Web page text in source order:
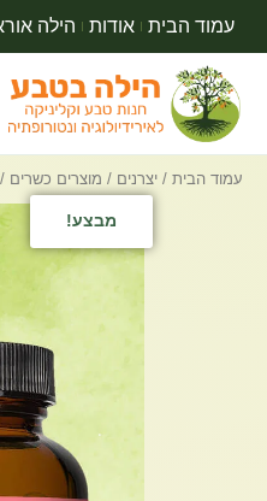
עמוד הבית אודות הילה
עמוד הבית / יצרנים / מוצרים כשרים /
מבצע!